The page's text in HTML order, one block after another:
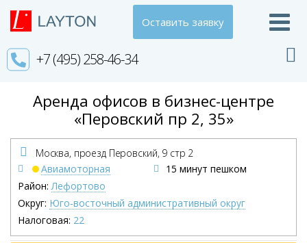
Оставить заявку
+7 (495) 258-46-34
Аренда офисов в бизнес-центре
«Перовский пр 2, 35»
Москва, проезд Перовский, 9 стр 2
Авиамоторная
15 минут пешком
Район:Лефортово
Округ: Юго-восточный административный округ
Налоговая: 22